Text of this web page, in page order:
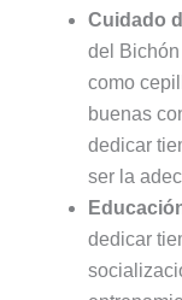
Cuidado
del
como
buenas
dedicar
ser la
dedicar